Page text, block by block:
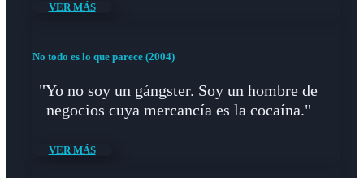
VER MÁS
No todo es lo que parece (2004)
"Yo no soy un gángster. Soy un hombre de
negocios cuya mercancía es la cocaína."
VER MÁS